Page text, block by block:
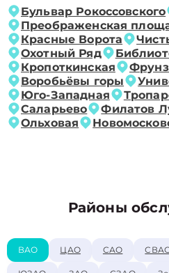
Бульвар Рокоссовского
Преображенская
Красные Ворота
Охотный Ряд
Кропоткинская
Воробьёвы горы
Юго-Западная
Саларьево
Филатов
Ольховая
Районы
ВАО ЦАО САО